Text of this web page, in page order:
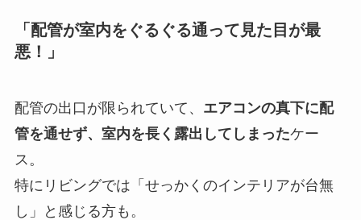
「配管が室内をぐるぐる通って見た目が最
悪！」
配管の出口が限られていて、 エアコンの真下に配
管を通せず、室内を長く露出してしまったケー
ス。
特にリビングでは「せっかくのインテリアが台無
し」と感じる方も。